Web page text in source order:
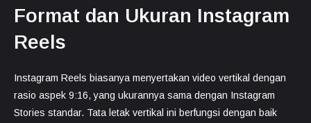
Format dan Ukuran Instagram
Reels
Instagram Reels biasanya menyertakan video vertikal dengan
rasio aspek 9:16, yang ukurannya sama dengan Instagram
Stories standar. Tata letak vertikal ini berfungsi dengan baik